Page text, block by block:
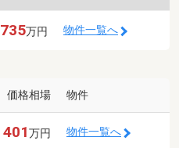
735万円 物件一覧へ
価格相場 物件
401万円 物件一覧へ